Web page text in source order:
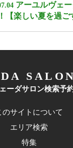
アーユルヴェ
【楽しい夏を過ご
ーダサロン検索予
のサイトについて
エリア検索
特集